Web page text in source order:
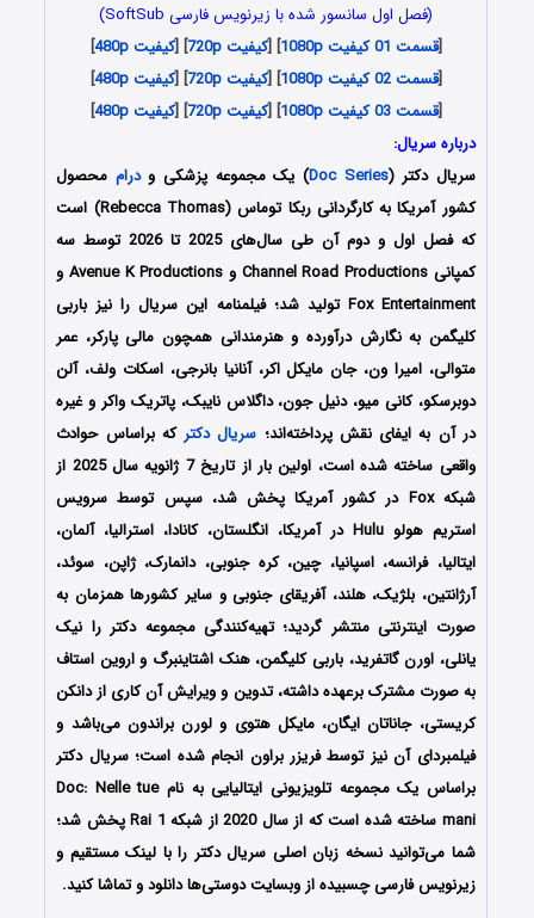
(فصل اول سانسور شده با زیرنویس فارسی SoftSub)
[قسمت 01 کیفیت 1080p ] [کیفیت 720p ] [کیفیت 480p
]
[قسمت 02 کیفیت 1080p ] [کیفیت 720p ] [کیفیت 480p
]
[قسمت 03 کیفیت 1080p ] [کیفیت 720p ] [کیفیت 480p
]
درباره سریال:
سریال دکتر (Doc Series) یک مجموعه پزشکی ودرام محصول
کشور آمریکا به کارگردانی ربکا توماس (Rebecca Thomas) است
که فصل اول و دوم آن طی سال‌های 2025 تا 2026 توسط سه
کمپانی Channel Road Productions و Avenue K Productions و
Fox Entertainment تولید شد؛ فیلمنامه این سریال را نیز باربی
کلیگمن به نگارش درآورده و هنرمندانی همچون مالی پارکر، عمر
متوالی، امیرا ون، جان مایکل اکر، آنانیا بانرجی، اسکات ولف، آلن
دوبرسکو، کانی میو، دنیل جون، داگلاس نایبک، پاتریک واکر و غیره
در آن به ایفای نقش پرداخته‌اند؛ سریال دکتر که براساس حوادث
واقعی ساخته شده است، اولین بار از تاریخ 7 ژانویه سال 2025 از
شبکه Fox در کشور آمریکا پخش شد، سپس توسط سرویس
استریم هولو Hulu در آمریکا، انگلستان، کانادا، استرالیا، آلمان،
ایتالیا، فرانسه، اسپانیا، چین، کره جنوبی، دانمارک، ژاپن، سوئد،
آرژانتین، بلژیک، هلند، آفریقای جنوبی و سایر کشورها همزمان به
صورت اینترنتی منتشر گردید؛ تهیه‌کنندگی مجموعه دکتر را نیک
یانلی، اورن گاتفرید، باربی کلیگمن، هنک اشتاینبرگ و اروین استاف
به صورت مشترک برعهده داشته، تدوین و ویرایش آن کاری از دانکن
کریستی، جاناتان ایگان، مایکل هتوی و لورن براندون می‌باشد و
فیلمبردای آن نیز توسط فریزر براون انجام شده است؛ سریال دکتر
براساس یک مجموعه تلویزیونی ایتالیایی به نام Doc: Nelle tue
mani ساخته شده است که از سال 2020 از شبکه Rai 1 پخش شد؛
شما می‌توانید نسخه زبان اصلی سریال دکتر را با لینک مستقیم و
زیرنویس فارسی چسبیده از وبسایت دوستی‌ها دانلود و تماشا کنید.